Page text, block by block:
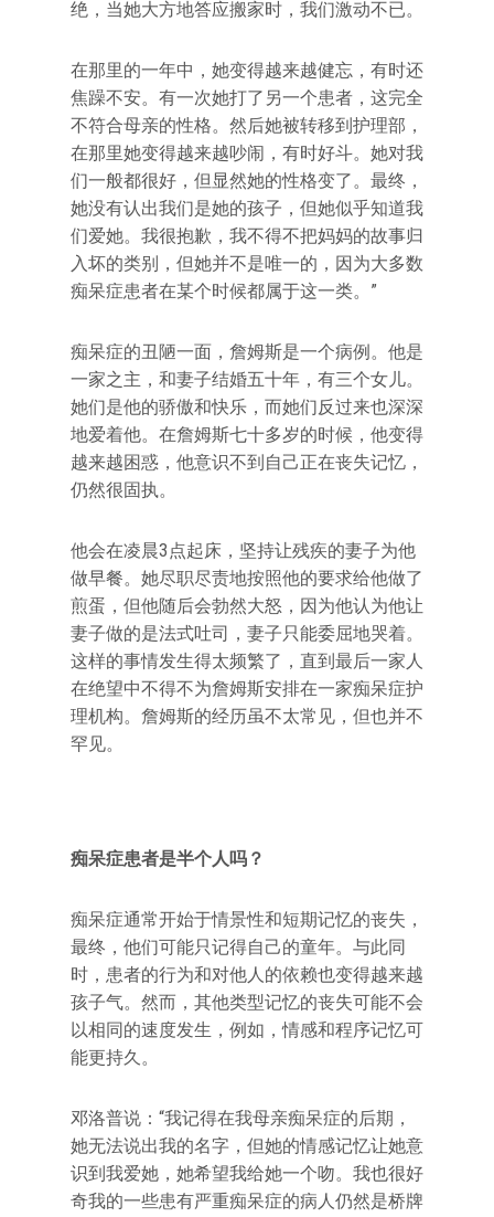
绝，当她大方地答应搬家时，我们激动不已。
在那里的一年中，她变得越来越健忘，有时还
焦躁不安。有一次她打了另一个患者，这完全
不符合母亲的性格。然后她被转移到护理部，
在那里她变得越来越吵闹，有时好斗。她对我
们一般都很好，但显然她的性格变了。最终，
她没有认出我们是她的孩子，但她似乎知道我
们爱她。我很抱歉，我不得不把妈妈的故事归
入坏的类别，但她并不是唯一的，因为大多数
痴呆症患者在某个时候都属于这一类。”
痴呆症的丑陋一面，詹姆斯是一个病例。他是
一家之主，和妻子结婚五十年，有三个女儿。
她们是他的骄傲和快乐，而她们反过来也深深
地爱着他。在詹姆斯七十多岁的时候，他变得
越来越困惑，他意识不到自己正在丧失记忆，
仍然很固执。
他会在凌晨3点起床，坚持让残疾的妻子为他
做早餐。她尽职尽责地按照他的要求给他做了
煎蛋，但他随后会勃然大怒，因为他认为他让
妻子做的是法式吐司，妻子只能委屈地哭着。
这样的事情发生得太频繁了，直到最后一家人
在绝望中不得不为詹姆斯安排在一家痴呆症护
理机构。詹姆斯的经历虽不太常见，但也并不
罕见。
痴呆症患者是半个人吗？
痴呆症通常开始于情景性和短期记忆的丧失，
最终，他们可能只记得自己的童年。与此同
时，患者的行为和对他人的依赖也变得越来越
孩子气。然而，其他类型记忆的丧失可能不会
以相同的速度发生，例如，情感和程序记忆可
能更持久。
邓洛普说：“我记得在我母亲痴呆症的后期，
她无法说出我的名字，但她的情感记忆让她意
识到我爱她，她希望我给她一个吻。我也很好
奇我的一些患有严重痴呆症的病人仍然是桥牌